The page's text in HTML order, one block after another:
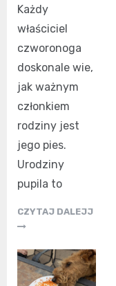
Każdy
właściciel
czworonoga
doskonale wie,
jak ważnym
członkiem
rodziny jest
jego pies.
Urodziny
pupila to
CZYTAJ DALEJJ